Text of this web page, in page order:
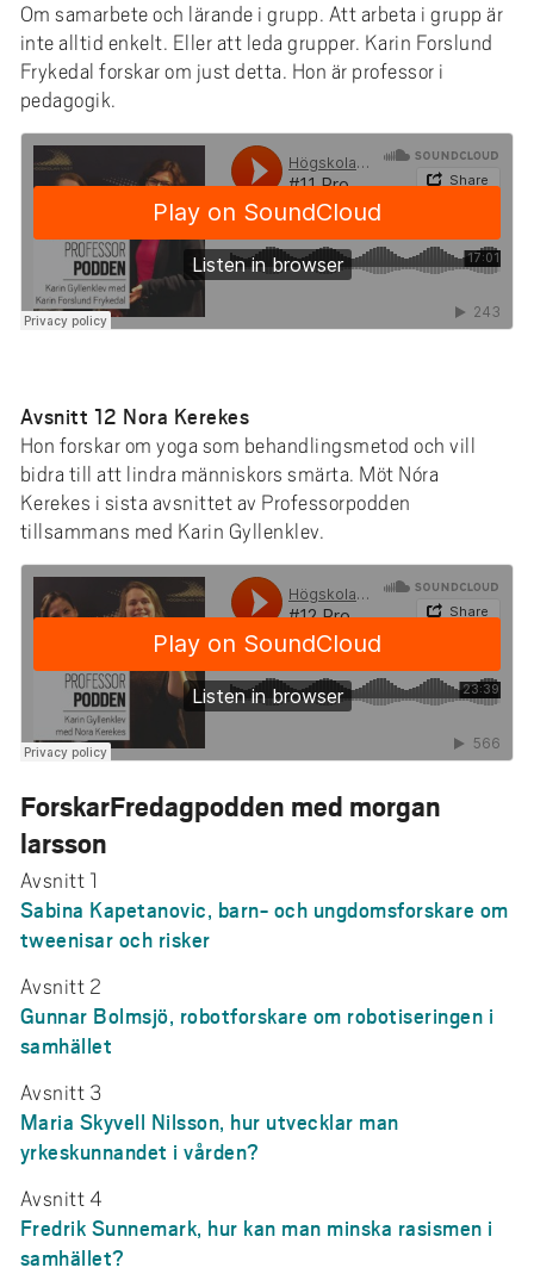
Om samarbete och lärande i grupp. Att arbeta i grupp är
inte alltid enkelt. Eller att leda grupper. Karin Forslund
Frykedal forskar om just detta. Hon är professor i
pedagogik.
Avsnitt 12 Nora Kerekes
Hon forskar om yoga som behandlingsmetod och vill
bidra till att lindra människors smärta. Möt Nóra
Kerekes i sista avsnittet av Professorpodden
tillsammans med Karin Gyllenklev.
ForskarFredagpodden med morgan
larsson
Avsnitt 1
Sabina Kapetanovic, barn- och ungdomsforskare om
tweenisar och risker
Avsnitt 2
Gunnar Bolmsjö, robotforskare om robotiseringen i
samhället
Avsnitt 3
Maria Skyvell Nilsson, hur utvecklar man
yrkeskunnandet i vården?
Avsnitt 4
Fredrik Sunnemark, hur kan man minska rasismen i
samhället?